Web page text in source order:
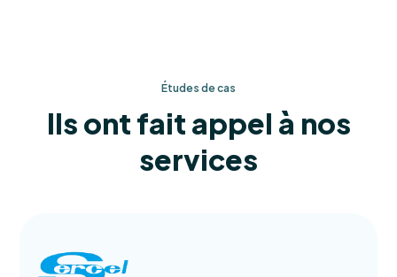
Études de cas
Ils ont fait appel à nos
services